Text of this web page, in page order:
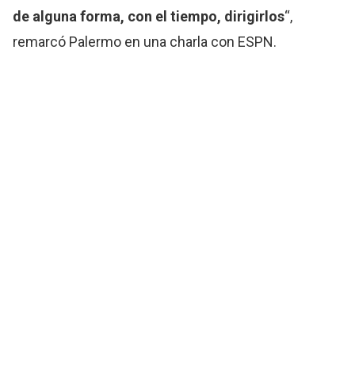
de alguna forma, con el tiempo, dirigirlos“,
remarcó Palermo en una charla con ESPN.